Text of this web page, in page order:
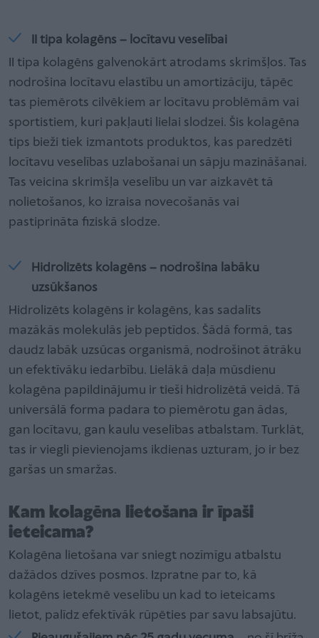
II tipa kolagēns – locītavu veselībai
II tipa kolagēns galvenokārt atrodams skrimšļos. Tas
nodrošina locītavu elastību un amortizāciju, tāpēc
tas piemērots cilvēkiem ar locītavu problēmām vai
sportistiem, kuri pakļauti lielai slodzei. Šis kolagēna
tips bieži tiek izmantots produktos, kas paredzēti
locītavu veselības uzlabošanai un sāpju mazināšanai.
Tas veicina skrimšļa veselību un var aizkavēt tā
nolietošanos, ko izraisa novecošanās vai
pastiprināta fiziskā slodze.
Hidrolizēts kolagēns – nodrošina labāku
uzsūkšanos
Hidrolizēts kolagēns ir kolagēns, kas sadalīts
mazākās molekulās jeb peptīdos. Šādā formā, tas
daudz labāk uzsūcas organismā, nodrošinot ātrāku
un efektīvāku iedarbību. Lielākā daļa mūsdienu
kolagēna papildinājumu ir tieši hidrolizētā veidā. Tā
universālā forma padara to piemērotu gan ādas,
gan locītavu, gan kaulu veselības atbalstam. Turklāt,
tas ir viegli pievienojams ikdienas uzturam, jo ir bez
garšas un smaržas.
Kam kolagēna lietošana ir īpaši
ieteicama?
Kolagēna lietošana var sniegt nozīmīgu atbalstu
dažādos dzīves posmos. Izpratne par to, kā
kolagēns ietekmē veselību un kad to ieteicams
lietot, palīdz efektīvāk rūpēties par savu labsajūtu.